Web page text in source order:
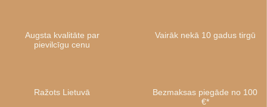
Augsta kvalitāte par
pievilcīgu cenu
Vairāk nekā 10 gadus tirgū
Ražots Lietuvā
Bezmaksas piegāde no 100
€*